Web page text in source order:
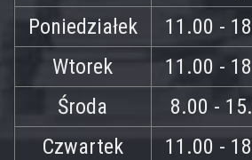
Poniedziałek
11.00 -
Wtorek
11.00 -
Środa
8.00 -
Czwartek
11.00 -